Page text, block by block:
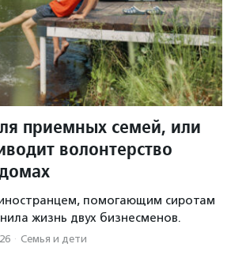
приемных семей, или
волонтерство
иностранцем, помогающим сиротам
жизнь двух бизнесменов.
· Семья и дети